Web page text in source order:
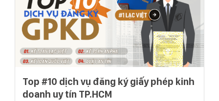
Top #10 dịch vụ đăng ký giấy phép kinh
doanh uy tín TP.HCM